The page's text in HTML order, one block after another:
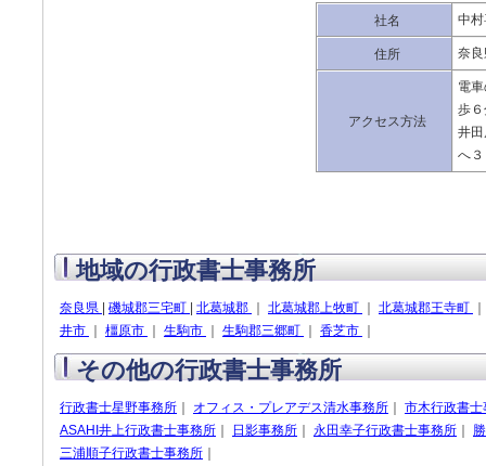
社名 中
住所 奈
アクセス方法
電
歩
井
へ
地域の行政書士事務所
奈良県 磯城郡三宅町 北葛城郡 北葛城郡上牧町 北葛城郡王寺町
井市
橿原市 生駒市 生駒郡三郷町 香芝市
その他の行政書士事務所
行政書士星野事務所 オフィス・プレアデス清水事務所
市木行政書士
ASAHI井上行政書士事務所
日影事務所 永田幸子行政書士事務所
三浦順子行政書士事務所